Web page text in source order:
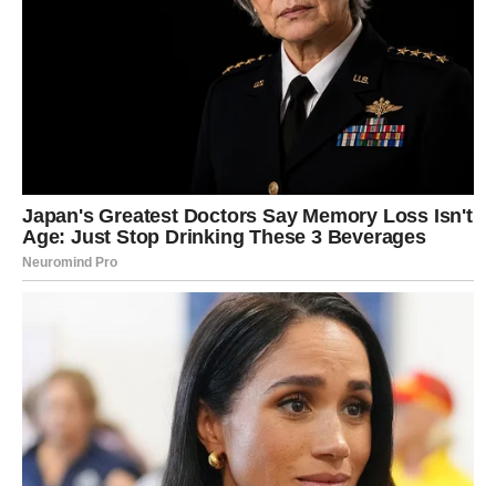
Ne zatvarajte srce pred onima koji vam žele dobro.
Lavovima dolazi uspjeh koji su dugo čekali. Vaš trud
konačno dolazi na naplatu.
Poruka zvijezda
Vrijeme je da uživate u rezultatima svog rada.
DJEVICA